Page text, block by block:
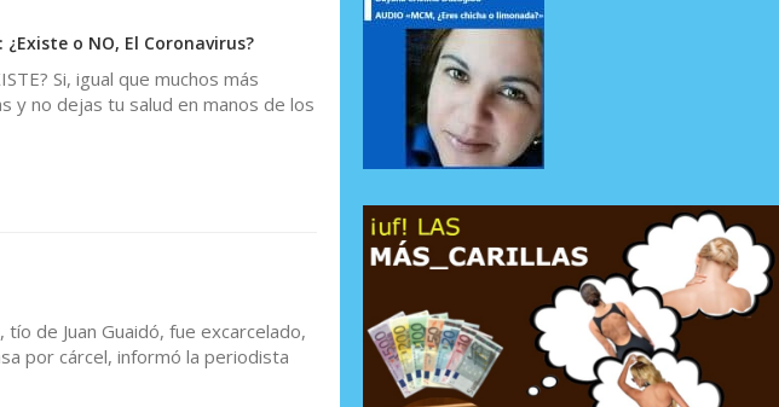
o NO, El Coronavirus?
Si, igual que muchos más
y no dejas tu salud en manos de los
de Juan Guaidó, fue excarcelado,
por cárcel, informó la periodista